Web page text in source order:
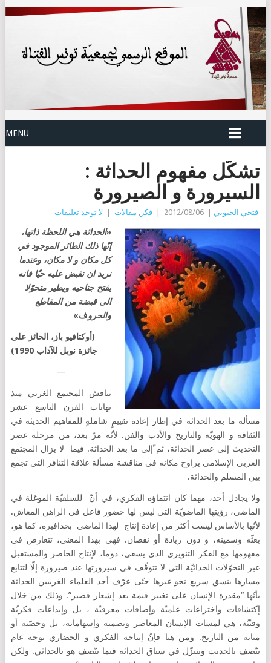
MENU
تشكّل مفهوم الحداثة :
السيرورة و الصيرورة
فتحي الحبوبي 2012/08/06 فكر , مقالات لا توجد تعليقات
«الحداثة هي اللحظة ذاتها،
إنّها ذلك الطائر الموجود في
كل مكان و لا مكان، وعندما
نريد ان نقبض عليه حيّا فانه
يفتح جناحيه ويطير متحوّلا
الى قبضة من المقاطع
والحروف»
(أوكتافيو باز، الحائز على
جائزة نوبل للآداب 1990)
—
يناقش المجتمع الغربي منذ
نهايات القرن التاسع عشر
مسألة ما بعد الحداثة في إطار إعادة تقييمٍ شاملةٍ للمفاهيم الحديثة في
الثقافة و الهويّة والتاريخ والأدب والفن. لأنّه مرّ بعد، من مرحلة عصر
التحديث إلى عصر الحداثة، ثم ّإلى ما بعد الحداثة. فيما لا يزال المجتمع
العربي الإسلامي يراوح مكانه في مناقشة مسألة علاقة التنافر التي تجمع
بين المسلم والحداثة.
ولا يجادل أحد، مهما كان انتماؤه الفكري، في أنّ للسلفيّة الموغلة في
الماضي، رؤيتها الماضويّة التي ليس لها حضور فاعل في الراهن المعاش.
لأنّها بالأساس ليست أكثر من إعادة إنتاج لهذا الماضي بحذافيره، كما هو،
بغثّه وسمينه، و دون زيادة أو نقصان. فهي بهذا المعنى، تتعارض في
مفهومها مع الفكر التنويري الذي يسعى، دوما، لإنتاج الحاضر والمستقبل
عبر التحوّلات الحداثيّة التي لا تتوقّف في سيرورتها عند صيرورة إلّا لتتابع
مسارها بنسق سريع نحو غيرها حتّى عرّف أحد العلماء الغربيين الحداثة
بأنّها “مقدرة الإنسان على تغيير قيمة بعد إشعار قصير”. وذلك من خلال
إكتشافات واختراعات علميّة وإضافات معرفيّة ، بل وإبداعات فكريّة
وفنّيّة، هي لمسات الإنسان المعاصر وبصمته وإسهاماته، بل وحصّته أو
منابه من التاريخ. ومن هنا فإنّ إنتاجه الفكري و الحضاري بوجه عام
يتّصف بالحديث ويتنزّل في سياق الحداثة فيما يتّصف هو بالحداثي. ولكن